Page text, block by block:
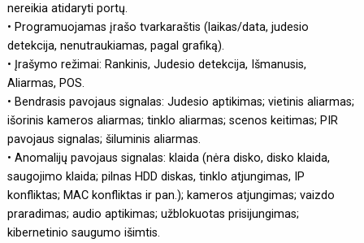
nereikia atidaryti portų.
• Programuojamas įrašo tvarkaraštis (laikas/data, judesio
detekcija, nenutraukiamas, pagal grafiką).
• Įrašymo režimai: Rankinis, Judesio detekcija, Išmanusis,
Aliarmas, POS.
• Bendrasis pavojaus signalas: Judesio aptikimas; vietinis aliarmas;
išorinis kameros aliarmas; tinklo aliarmas; scenos keitimas; PIR
pavojaus signalas; šiluminis aliarmas.
• Anomalijų pavojaus signalas: klaida (nėra disko, disko klaida,
saugojimo klaida; pilnas HDD diskas, tinklo atjungimas, IP
konfliktas; MAC konfliktas ir pan.); kameros atjungimas; vaizdo
praradimas; audio aptikimas; užblokuotas prisijungimas;
kibernetinio saugumo išimtis.